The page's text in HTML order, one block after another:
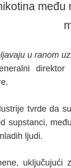
u ranom
direktor
tvrde da
supstanci,
ljudi.